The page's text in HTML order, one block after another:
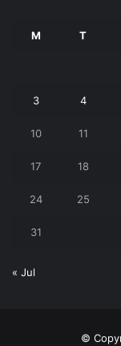
M T
3 4
10 11
17 18
24 25
31
« Jul
©